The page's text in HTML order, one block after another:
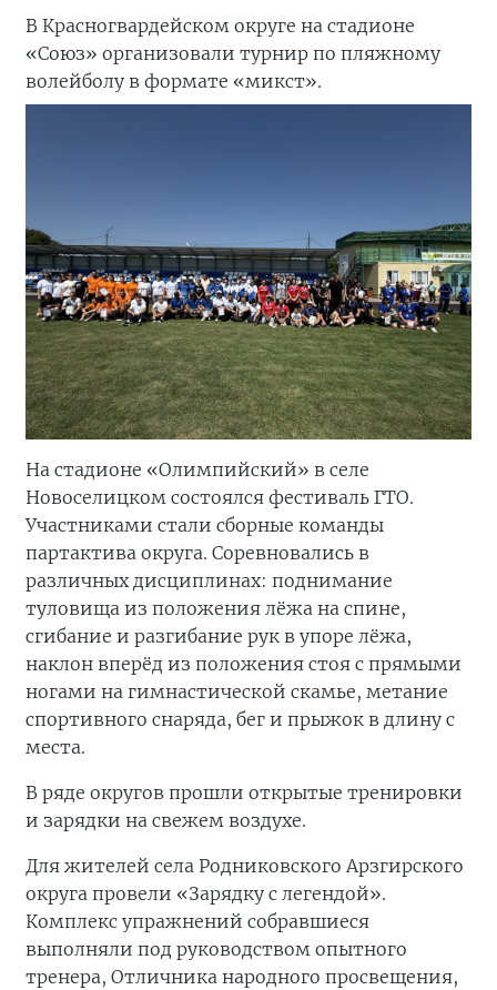
В Красногвардейском округе на стадионе
«Союз» организовали турнир по пляжному
волейболу в формате «микст».
На стадионе «Олимпийский» в селе
Новоселицком состоялся фестиваль ГТО.
Участниками стали сборные команды
партактива округа. Соревновались в
различных дисциплинах: поднимание
туловища из положения лёжа на спине,
сгибание и разгибание рук в упоре лёжа,
наклон вперёд из положения стоя с прямыми
ногами на гимнастической скамье, метание
спортивного снаряда, бег и прыжок в длину с
места.
В ряде округов прошли открытые тренировки
и зарядки на свежем воздухе.
Для жителей села Родниковского Арзгирского
округа провели «Зарядку с легендой».
Комплекс упражнений собравшиеся
выполняли под руководством опытного
тренера, Отличника народного просвещения,